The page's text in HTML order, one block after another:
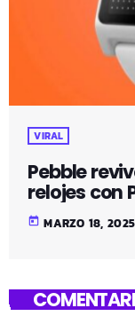
VIRAL
Pebble
relojes con
today MARZO 18, 2025